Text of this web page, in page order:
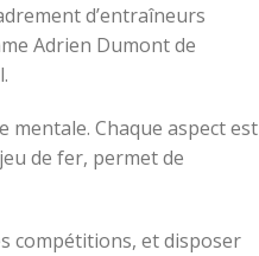
d’entraîneurs
Adrien Dumont de
Chaque aspect est
de fer, permet de
compétitions, et disposer